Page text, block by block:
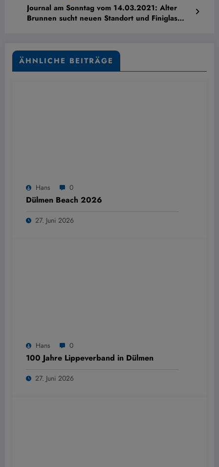
Journal am Sonntag vom 14.03.2021: Alter
Brunnen sucht neuen Standort und Finiglas
ÄHNLICHE BEITRÄGE
Hans 0
Dülmen Beach 2026
27. Juni 2026
Hans 0
100 Jahre Lippeverband in Dülmen
27. Juni 2026